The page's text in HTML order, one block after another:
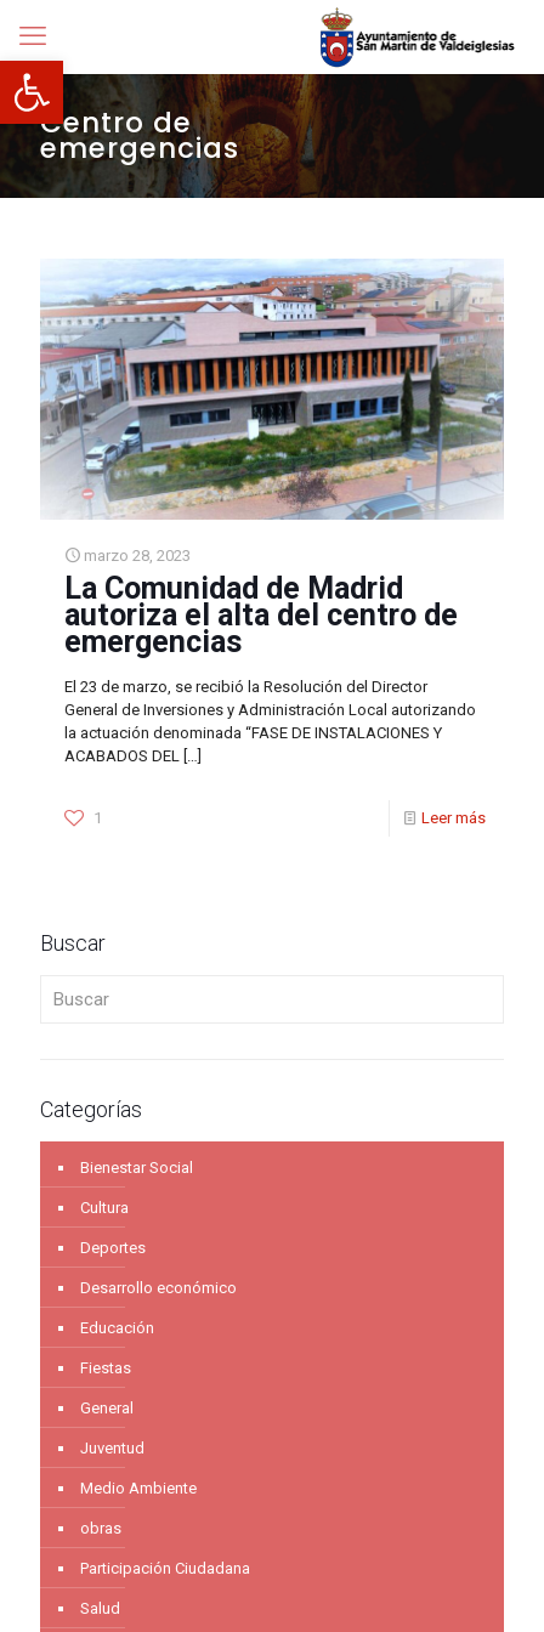
Abrir barra de herramientas
Centro de
emergencias
marzo 28, 2023
La Comunidad de Madrid
autoriza el alta del centro de
emergencias
El 23 de marzo, se recibió la Resolución del Director
General de Inversiones y Administración Local autorizando
la actuación denominada “FASE DE INSTALACIONES Y
ACABADOS DEL
1 Leer más
Buscar
Categorías
Bienestar Social
Cultura
Deportes
Desarrollo económico
Educación
Fiestas
General
Juventud
Medio Ambiente
obras
Participación Ciudadana
Salud